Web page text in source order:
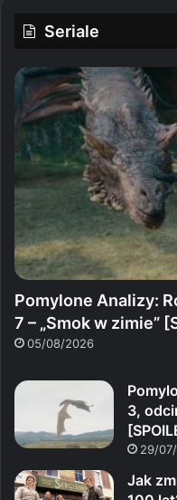
Seriale
Pomylone Analizy:
7 – „Smok w zimie”
05/08/2026
3,
29/
Jak